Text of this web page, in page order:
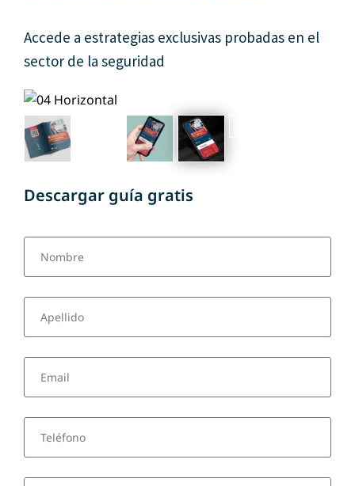
Accede a estrategias exclusivas probadas en el
sector de la seguridad
Descargar guía gratis